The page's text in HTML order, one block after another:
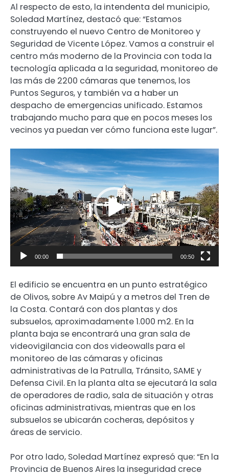
Al respecto de esto, la intendenta del municipio,
Soledad Martínez, destacó que: “Estamos
construyendo el nuevo Centro de Monitoreo y
Seguridad de Vicente López. Vamos a construir el
centro más moderno de la Provincia con toda la
tecnología aplicada a la seguridad, monitoreo de
las más de 2200 cámaras que tenemos, los
Puntos Seguros, y también va a haber un
despacho de emergencias unificado. Estamos
trabajando mucho para que en pocos meses los
vecinos ya puedan ver cómo funciona este lugar”.
Reproductor
de
video
00:00 00:50
El edificio se encuentra en un punto estratégico
de Olivos, sobre Av Maipú y a metros del Tren de
la Costa. Contará con dos plantas y dos
subsuelos, aproximadamente 1.000 m2. En la
planta baja se encontrará una gran sala de
videovigilancia con dos videowalls para el
monitoreo de las cámaras y oficinas
administrativas de la Patrulla, Tránsito, SAME y
Defensa Civil. En la planta alta se ejecutará la sala
de operadores de radio, sala de situación y otras
oficinas administrativas, mientras que en los
subsuelos se ubicarán cocheras, depósitos y
áreas de servicio.
Por otro lado, Soledad Martínez expresó que: “En la
Provincia de Buenos Aires la inseguridad crece